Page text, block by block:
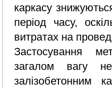
каркасу
період часу,
витратах на
Застосування
загалом вагу
залізобетонним